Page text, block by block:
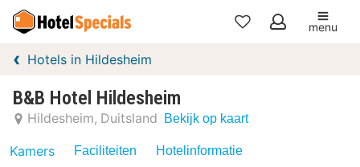
Mijn
menu
Hotels in Hildesheim
B&B Hotel Hildesheim
Hildesheim Duitsland Bekijk op kaart
Kamers Faciliteiten Hotelinformatie